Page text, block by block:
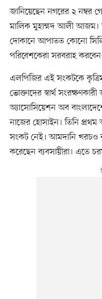
জানিয়েছেন নগরের ২ নম্বর
মালিক মুহাম্মদ আলী
দোকানে আপাতত কোনো
পরিবেশকেরা সরবরাহ
এলপিজির এই সংকটকে
ভোক্তাদের স্বার্থ
অ্যাসোসিয়েশন অব
নাজের হোসাইন। তিনি
সংকট নেই। আমদানি খরচও
করেছেন ব্যবসায়ীরা। এতে